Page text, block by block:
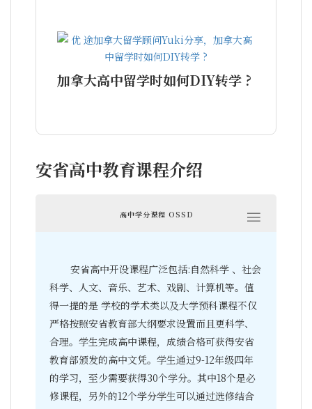
加拿大高中留学时如何DIY转学 ?
安省高中教育课程介绍
高中学分课程 OSSD
安省高中开设课程广泛包括:自然科学 、社会
科学、人文、音乐、艺术、戏剧、计算机等。值
得一提的是 学校的学术类以及大学预科课程不仅
严格按照安省教育部大纲要求设置而且更科学、
合理。学生完成高中课程，成绩合格可获得安省
教育部颁发的高中文凭。学生通过9-12年级四年
的学习，至少需要获得30个学分。其中18个是必
修课程，另外的12个学分学生可以通过选修结合